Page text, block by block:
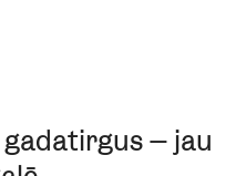
– jau